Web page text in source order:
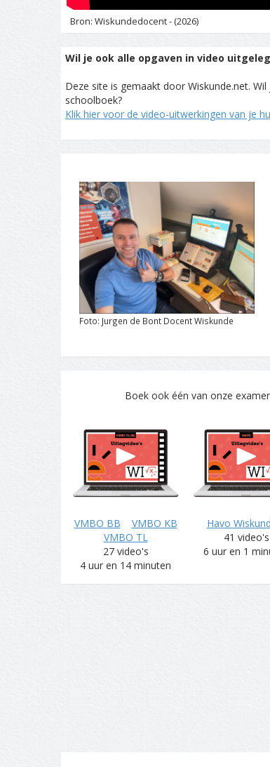
Bron: Wiskundedocent - (2026)
Wil je ook alle opgaven in video
Deze site is gemaakt door Wiskunde.net.
schoolboek?
Klik hier voor de video-uitwerkingen van je
Foto: Jurgen de Bont Docent Wiskunde
Boek ook één van onze
VMBO BB
VMBO KB
VMBO TL
27 video's
4 uur en 14 minuten
Havo
41 video's
6 uur en 1